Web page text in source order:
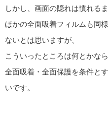
しかし、画面の隠れは慣れる
ほかの全面吸着フィルムも同
ないとは思いますが、
こういったところは何とかな
全面吸着・全面保護を条件と
いです。